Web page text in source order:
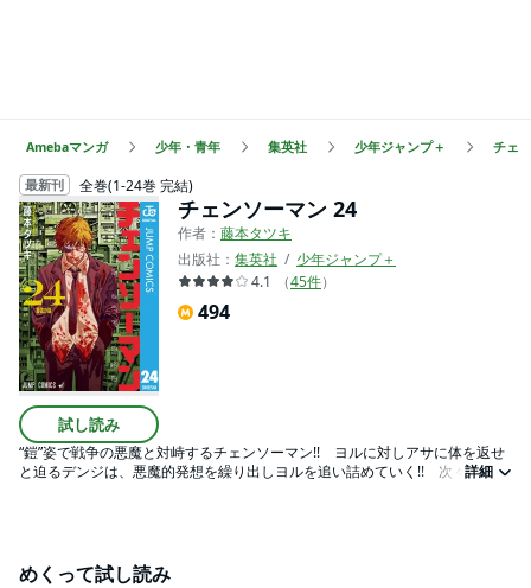
Amebaマンガ 少年・青年 集英社 少年ジャンプ＋ チェ
最新刊 全巻(1-24巻 完結)
試し読み
チェンソーマン 24
作者： 藤本タツキ
出版社： 集英社
少年ジャンプ＋
4.1
（45件）
494
“鎧”姿で戦争の悪魔と対峙するチェンソーマン!! ヨルに対しアサに体を返せ
と迫るデンジは、悪魔的発想を繰り出しヨルを追い詰めていく!! 次々と概念
詳細
めくって試し読み